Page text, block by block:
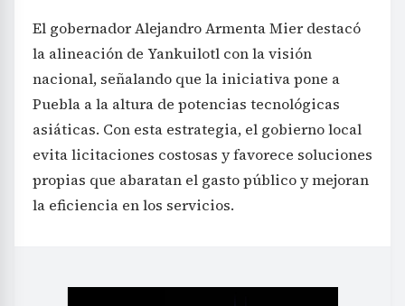
El gobernador Alejandro Armenta Mier destacó
la alineación de Yankuilotl con la visión
nacional, señalando que la iniciativa pone a
Puebla a la altura de potencias tecnológicas
asiáticas. Con esta estrategia, el gobierno local
evita licitaciones costosas y favorece soluciones
propias que abaratan el gasto público y mejoran
la eficiencia en los servicios.